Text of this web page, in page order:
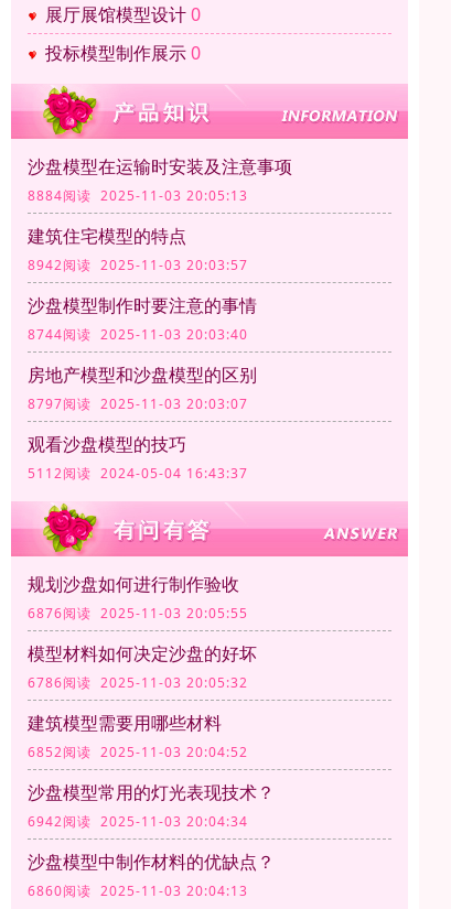
展厅展馆模型设计0
投标模型制作展示0
沙盘模型在运输时安装及注意事项
8884阅读 2025-11-03 20:05:13
建筑住宅模型的特点
8942阅读 2025-11-03 20:03:57
沙盘模型制作时要注意的事情
8744阅读 2025-11-03 20:03:40
房地产模型和沙盘模型的区别
8797阅读 2025-11-03 20:03:07
观看沙盘模型的技巧
5112阅读 2024-05-04 16:43:37
规划沙盘如何进行制作验收
6876阅读 2025-11-03 20:05:55
模型材料如何决定沙盘的好坏
6786阅读 2025-11-03 20:05:32
建筑模型需要用哪些材料
6852阅读 2025-11-03 20:04:52
沙盘模型常用的灯光表现技术？
6942阅读 2025-11-03 20:04:34
沙盘模型中制作材料的优缺点？
6860阅读 2025-11-03 20:04:13